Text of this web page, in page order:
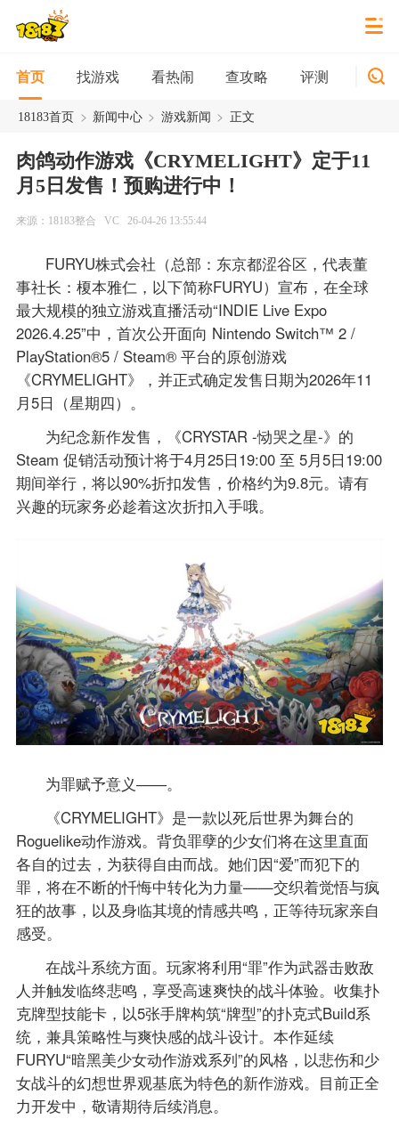
首页 找游戏 看热闹 查攻略 评测 新游
18183首页 > 新闻中心 > 游戏新闻 > 正文
肉鸽动作游戏《CRYMELIGHT》定于11
月5日发售！预购进行中！
来源：18183整合 VC 26-04-26 13:55:44
FURYU株式会社（总部：东京都涩谷区，代表董
事社长：榎本雅仁，以下简称FURYU）宣布，在全球
最大规模的独立游戏直播活动“INDIE Live Expo
2026.4.25”中，首次公开面向 Nintendo Switch™ 2 /
PlayStation®5 / Steam® 平台的原创游戏
《CRYMELIGHT》，并正式确定发售日期为2026年11
月5日（星期四）。
为纪念新作发售，《CRYSTAR -恸哭之星-》的
Steam 促销活动预计将于4月25日19:00 至 5月5日19:00
期间举行，将以90%折扣发售，价格约为9.8元。请有
兴趣的玩家务必趁着这次折扣入手哦。
为罪赋予意义――。
《CRYMELIGHT》是一款以死后世界为舞台的
Roguelike动作游戏。背负罪孽的少女们将在这里直面
各自的过去，为获得自由而战。她们因“爱”而犯下的
罪，将在不断的忏悔中转化为力量——交织着觉悟与疯
狂的故事，以及身临其境的情感共鸣，正等待玩家亲自
感受。
在战斗系统方面。玩家将利用“罪”作为武器击败敌
人并触发临终悲鸣，享受高速爽快的战斗体验。收集扑
克牌型技能卡，以5张手牌构筑“牌型”的扑克式Build系
统，兼具策略性与爽快感的战斗设计。本作延续
FURYU“暗黑美少女动作游戏系列”的风格，以悲伤和少
女战斗的幻想世界观基底为特色的新作游戏。目前正全
力开发中，敬请期待后续消息。